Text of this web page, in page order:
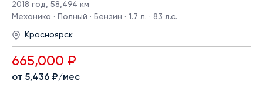
2018 год, 58,494 км
Механика · Полный · Бензин · 1.7 л. · 83 л.с.
Красноярск
665,000 ₽
от 5,436 ₽/мес